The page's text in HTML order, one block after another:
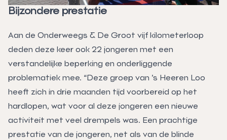
Bijzondere prestatie
Aan de Onderweegs & De Groot vijf kilometerloop
deden deze keer ook 22 jongeren met een
verstandelijke beperking en onderliggende
problematiek mee. “Deze groep van ’s Heeren Loo
heeft zich in drie maanden tijd voorbereid op het
hardlopen, wat voor al deze jongeren een nieuwe
activiteit met veel drempels was. Een prachtige
prestatie van de jongeren, net als van de blinde